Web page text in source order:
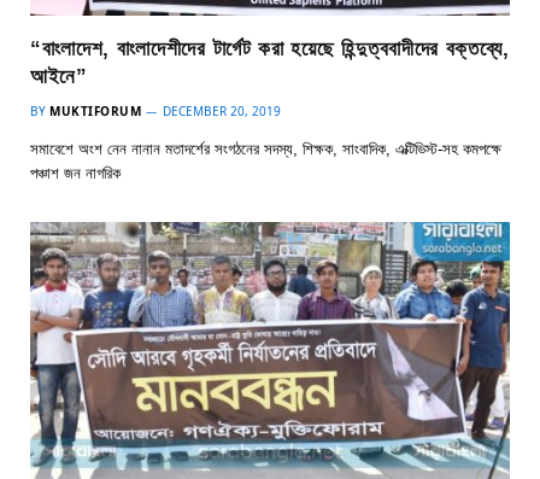
“বাংলাদেশ, বাংলাদেশীদের টার্গেট করা হয়েছে হিন্দুত্ববাদীদের বক্তব্যে,
আইনে”
BY MUKTIFORUM DECEMBER 20, 2019
সমাবেশে অংশ নেন নানান মতাদর্শের সংগঠনের সদস্য, শিক্ষক, সাংবাদিক, এক্টিভিস্ট-সহ কমপক্ষে
পঞ্চাশ জন নাগরিক